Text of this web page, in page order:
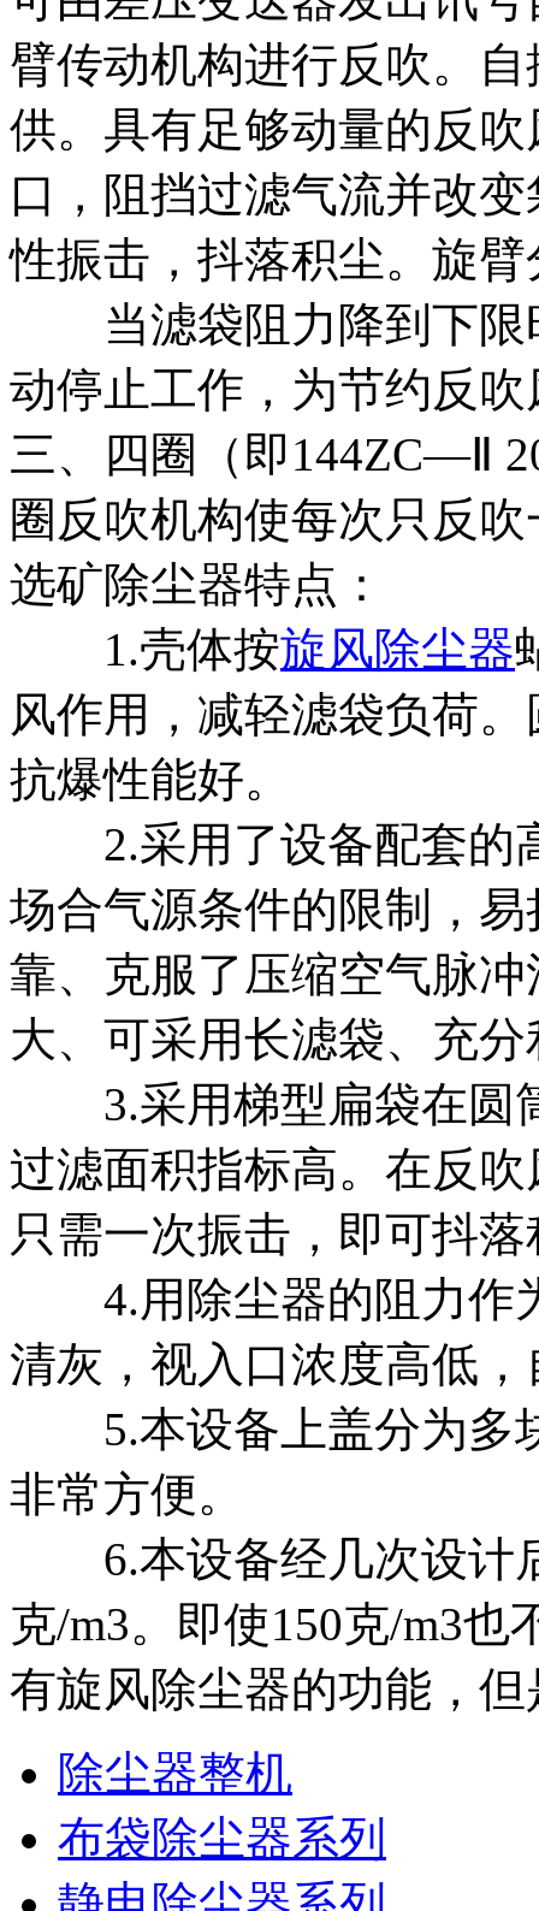
臂传动机构进行反吹。
供。具有足够动量的反
口，阻挡过滤气流并改
性振击，抖落积尘。旋
当滤袋阻力降到下限
动停止工作，为节约反
三、四圈（即144ZC—Ⅱ
圈反吹机构使每次只反
选矿除尘器特点：
1.壳体按旋风除尘器
风作用，减轻滤袋负荷
抗爆性能好。
2.采用了设备配套的
场合气源条件的限制，
靠、克服了压缩空气脉
大、可采用长滤袋、充
3.采用梯型扁袋在圆
过滤面积指标高。在反
只需一次振击，即可抖
4.用除尘器的阻力作
清灰，视入口浓度高低
5.本设备上盖分为多
非常方便。
6.本设备经几次设计
克/m3。即使150克/m3
有旋风除尘器的功能，
除尘器整机
布袋除尘器系列